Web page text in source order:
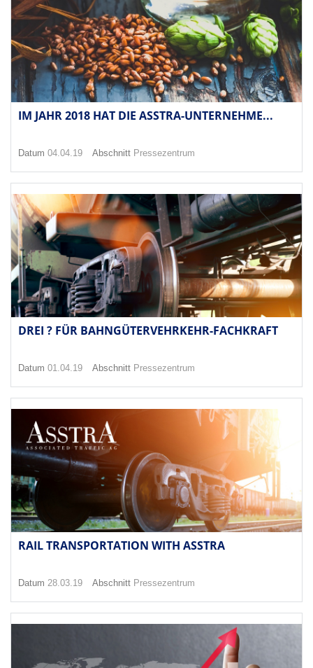
IM JAHR 2018 HAT DIE ASSTRA-UNTERNEHME...
Datum 04.04.19 Abschnitt Pressezentrum
DREI ? FÜR BAHNGÜTERVEHRKEHR-FACHKRAFT
Datum 01.04.19 Abschnitt Pressezentrum
RAIL TRANSPORTATION WITH ASSTRA
Datum 28.03.19 Abschnitt Pressezentrum